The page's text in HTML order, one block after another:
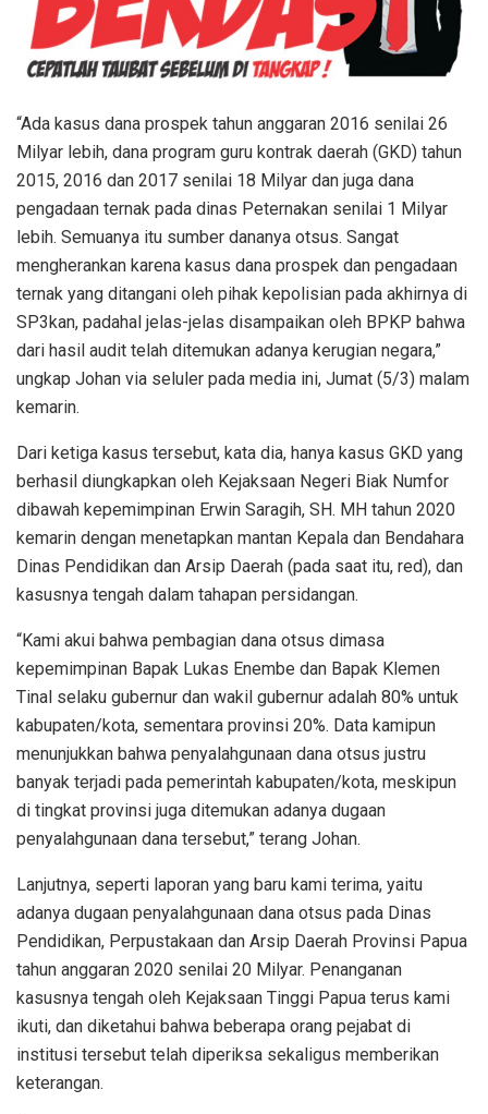
“Ada kasus dana prospek tahun anggaran 2016 senilai 26
Milyar lebih, dana program guru kontrak daerah (GKD) tahun
2015, 2016 dan 2017 senilai 18 Milyar dan juga dana
pengadaan ternak pada dinas Peternakan senilai 1 Milyar
lebih. Semuanya itu sumber dananya otsus. Sangat
mengherankan karena kasus dana prospek dan pengadaan
ternak yang ditangani oleh pihak kepolisian pada akhirnya di
SP3kan, padahal jelas-jelas disampaikan oleh BPKP bahwa
dari hasil audit telah ditemukan adanya kerugian negara,”
ungkap Johan via seluler pada media ini, Jumat (5/3) malam
kemarin.
Dari ketiga kasus tersebut, kata dia, hanya kasus GKD yang
berhasil diungkapkan oleh Kejaksaan Negeri Biak Numfor
dibawah kepemimpinan Erwin Saragih, SH. MH tahun 2020
kemarin dengan menetapkan mantan Kepala dan Bendahara
Dinas Pendidikan dan Arsip Daerah (pada saat itu, red), dan
kasusnya tengah dalam tahapan persidangan.
“Kami akui bahwa pembagian dana otsus dimasa
kepemimpinan Bapak Lukas Enembe dan Bapak Klemen
Tinal selaku gubernur dan wakil gubernur adalah 80% untuk
kabupaten/kota, sementara provinsi 20%. Data kamipun
menunjukkan bahwa penyalahgunaan dana otsus justru
banyak terjadi pada pemerintah kabupaten/kota, meskipun
di tingkat provinsi juga ditemukan adanya dugaan
penyalahgunaan dana tersebut,” terang Johan.
Lanjutnya, seperti laporan yang baru kami terima, yaitu
adanya dugaan penyalahgunaan dana otsus pada Dinas
Pendidikan, Perpustakaan dan Arsip Daerah Provinsi Papua
tahun anggaran 2020 senilai 20 Milyar. Penanganan
kasusnya tengah oleh Kejaksaan Tinggi Papua terus kami
ikuti, dan diketahui bahwa beberapa orang pejabat di
institusi tersebut telah diperiksa sekaligus memberikan
keterangan.